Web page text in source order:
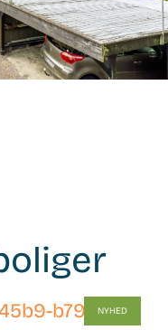
NYHED